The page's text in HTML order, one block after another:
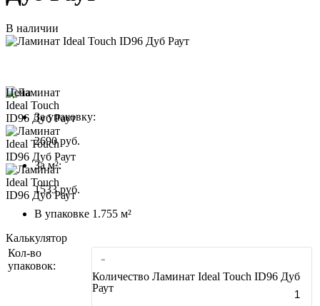
В наличии
Цена
За упаковку:
2690руб.
За м²:
1533 руб.
В упаковке 1.755 м²
Калькулятор
Кол-во
упаковок:
-
Количество Ламинат Ideal Touch ID96 Дуб
Раут